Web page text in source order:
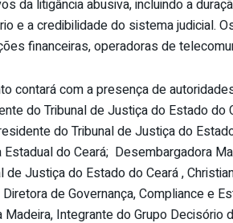
da litigância abusiva, incluindo a
e a credibilidade do sistema judicial.
financeiras, operadoras de
contará com a presença de
do Tribunal de Justiça do Estado do
do Tribunal de Justiça do
do Ceará; Desembargadora
de Justiça do Estado do Ceará ,
Diretora de Governança, Compliance e
Madeira, Integrante do Grupo